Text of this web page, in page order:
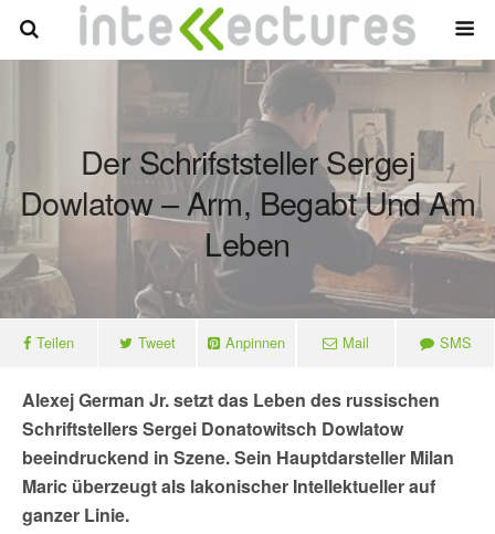
Der Schrifststeller Sergej
Dowlatow – Arm, Begabt Und Am
Leben
Teilen Tweet Anpinnen Mail SMS
Alexej German Jr. setzt das Leben des russischen
Schriftstellers Sergei Donatowitsch Dowlatow
beeindruckend in Szene. Sein Hauptdarsteller Milan
Maric überzeugt als lakonischer Intellektueller auf
ganzer Linie.